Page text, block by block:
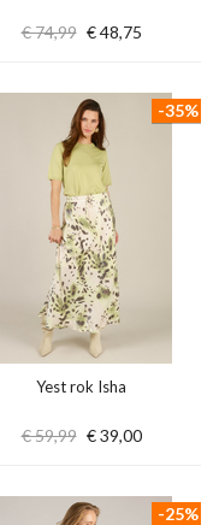
€ 74,99 € 48,75
Yest rok Isha
€ 59,99 € 39,00
-35%
-25%